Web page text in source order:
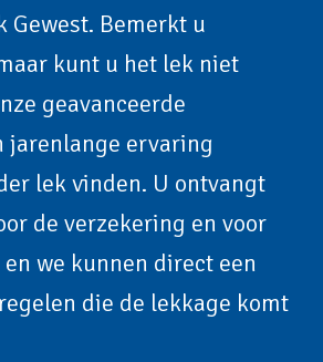
Gewest. Bemerkt u
kunt u het lek niet
geavanceerde
jarenlange ervaring
lek vinden. U ontvangt
de verzekering en voor
we kunnen direct een
die de lekkage komt